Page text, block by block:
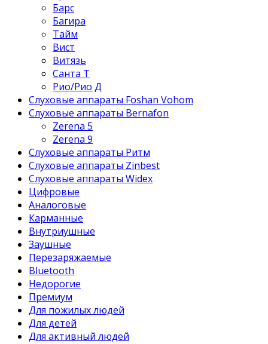
Барс
Багира
Тайм
Вист
Витязь
Санта Т
Рио/Рио Д
Слуховые аппараты Foshan Vohom
Слуховые аппараты Bernafon
Zerena 5
Zerena 9
Слуховые аппараты Ритм
Слуховые аппараты Zinbest
Слуховые аппараты Widex
Цифровые
Аналоговые
Карманные
Внутриушные
Заушные
Перезаряжаемые
Bluetooth
Недорогие
Премиум
Для пожилых людей
Для детей
Для активный людей